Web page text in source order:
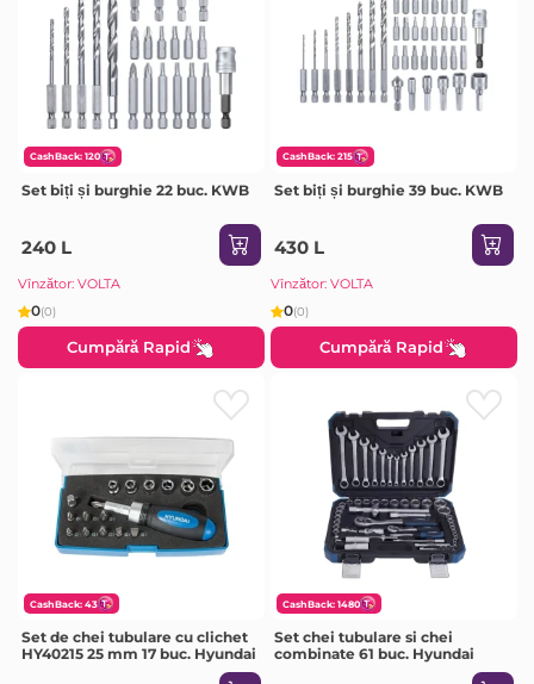
CashBack: 120
Set biți și burghie 22 buc. KWB
240 L
Vînzător: VOLTA
0(0)
Cumpără Rapid
CashBack: 215
Set biți și burghie 39 buc. KWB
430 L
Vînzător: VOLTA
0(0)
Cumpără Rapid
CashBack: 43
Set de chei tubulare cu clichet
HY40215 25 mm 17 buc. Hyundai
CashBack: 1480
Set chei tubulare si chei
combinate 61 buc. Hyundai